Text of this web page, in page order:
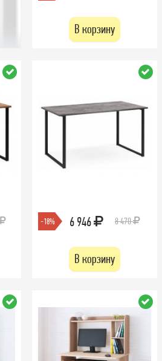
В корзину
-18% 6 946 8 470
В корзину